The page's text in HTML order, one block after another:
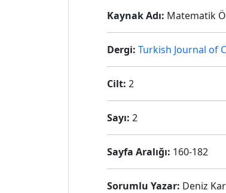
Kaynak Adı: Matematik
Dergi: Turkish Journal of
Cilt: 2
Sayı: 2
Sayfa Aralığı: 160-182
Sorumlu Yazar: Deniz